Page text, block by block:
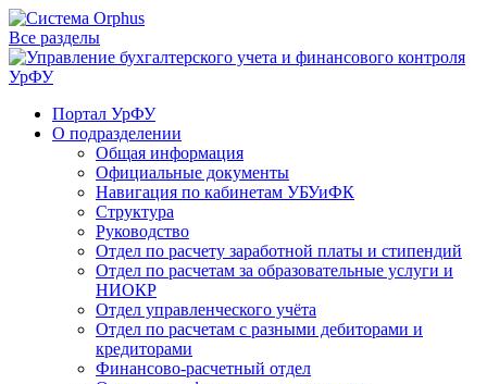
Все разделы
Портал УрФУ
О подразделении
Общая информация
Официальные документы
Навигация по кабинетам УБУиФК
Структура
Руководство
Отдел по расчету заработной платы и стипендий
Отдел по расчетам за образовательные услуги и
НИОКР
Отдел управленческого учёта
Отдел по расчетам с разными дебиторами и
кредиторами
Финансово-расчетный отдел